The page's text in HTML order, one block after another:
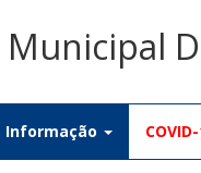
Informação